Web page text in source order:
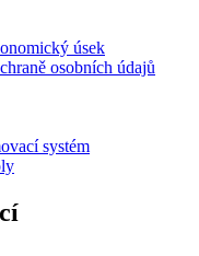
úsek
osobních údajů
systém